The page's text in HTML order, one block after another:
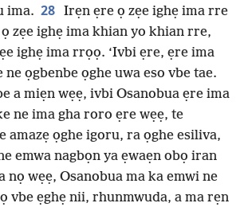
ima. 28 Irẹn ẹre ọ zẹe ighẹ ima rre
zẹe ighẹ ima khian yo khian rre,
ighẹ ima rrọọ. ‘Ivbi ẹre, ẹre ima
ne ọgbenbe ọghe uwa eso vbe tae.
a miẹn wẹẹ, ivbi Osanobua ẹre ima
ne ima gha roro ẹre wẹẹ, te
amazẹ ọghe igoru, ra ọghe esiliva,
emwa nagbọn ya ẹwaẹn obọ iran
nọ wẹẹ, Osanobua ma ka emwi ne
vbe ẹghẹ nii, rhunmwuda, a ma rẹn